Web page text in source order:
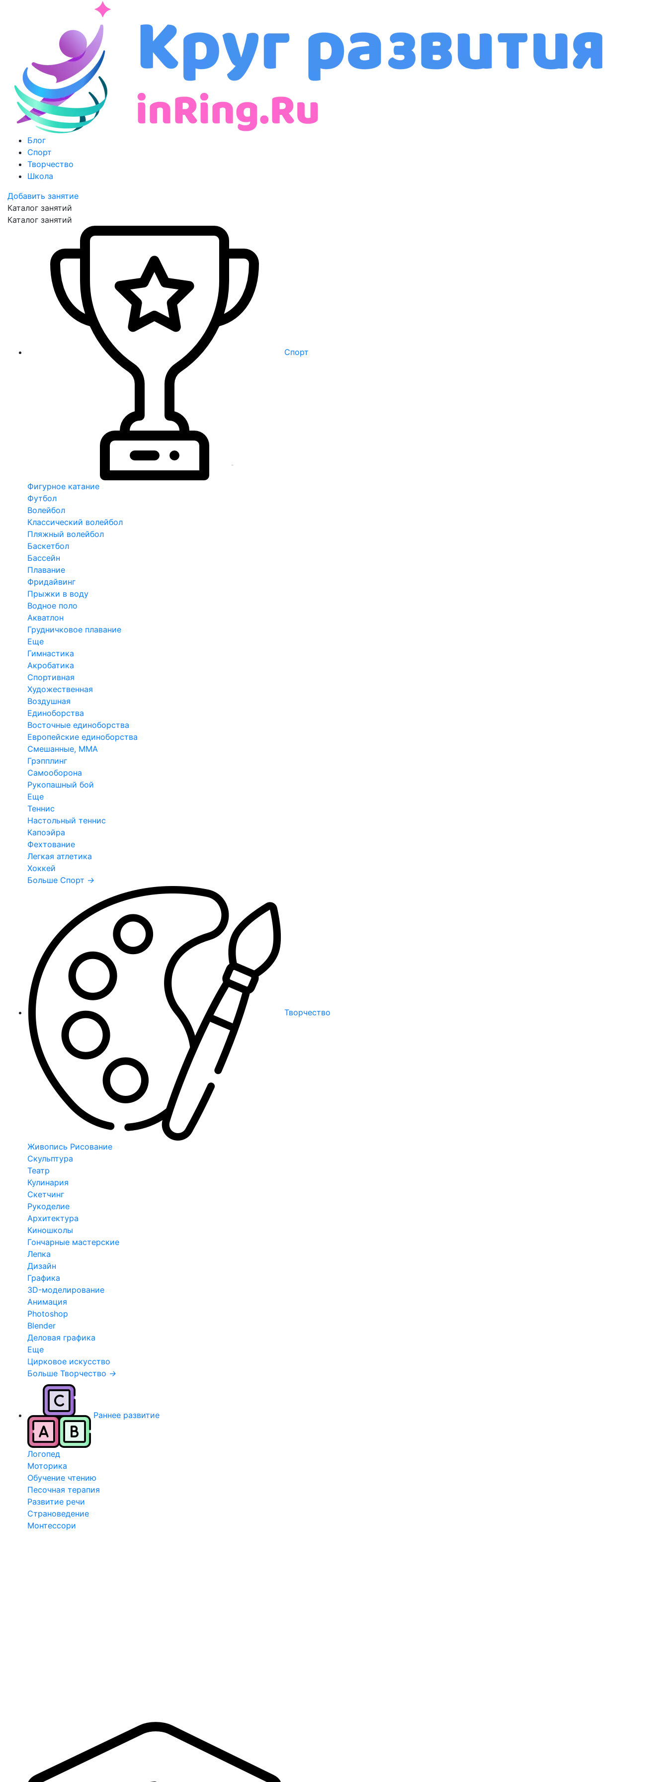
Блог
Спорт
Творчество
Школа
Добавить занятие
Каталог занятий
Каталог занятий
Спорт
Фигурное катание
Футбол
Волейбол
Классический волейбол
Пляжный волейбол
Баскетбол
Бассейн
Плавание
Фридайвинг
Прыжки в воду
Водное поло
Акватлон
Грудничковое плавание
Еще
Гимнастика
Акробатика
Спортивная
Художественная
Воздушная
Единоборства
Восточные единоборства
Европейские единоборства
Смешанные, ММА
Грэпплинг
Самооборона
Рукопашный бой
Еще
Теннис
Настольный теннис
Капоэйра
Фехтование
Легкая атлетика
Хоккей
Больше Спорт →
Творчество
Живопись Рисование
Скульптура
Театр
Кулинария
Скетчинг
Рукоделие
Архитектура
Киношколы
Гончарные мастерские
Лепка
Дизайн
Графика
3D-моделирование
Анимация
Photoshop
Blender
Деловая графика
Еще
Цирковое искусство
Больше Творчество →
Раннее развитие
Логопед
Моторика
Обучение чтению
Песочная терапия
Развитие речи
Страноведение
Монтессори